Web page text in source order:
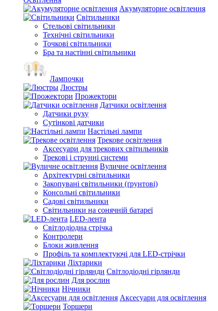
Акумуляторне освітлення
Світильники
Стельові світильники
Технічні світильники
Точкові світильники
Бра та настінні світильники
Лампочки
Люстры
Прожектори
Датчики освітлення
Датчики руху
Сутінкові датчики
Настільні лампи
Трекове освітлення
Аксесуари для трекових світильників
Трекові і струнні системи
Вуличне освітлення
Архітектурні світильники
Закопувані світильники (ґрунтові)
Консольні світильники
Садові світильники
Світильники на сонячній батареї
LED-лента
Світлодіодна стрічка
Контролери
Блоки живлення
Профіль та комплектуючі для LED-стрічки
Ліхтарики
Світлодіодні гірлянди
Для рослин
Нічники
Аксесуари для освітлення
Торшери